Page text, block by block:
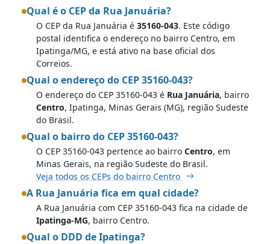
Qual é o CEP da Rua Januária?
O CEP da Rua Januária é 35160-043. Este código
postal identifica o endereço no bairro Centro, em
Ipatinga/MG, e está ativo na base oficial dos
Correios.
Qual o endereço do CEP 35160-043?
O endereço do CEP 35160-043 é Rua Januária, bairro
Centro, Ipatinga, Minas Gerais (MG), região Sudeste
do Brasil.
Qual o bairro do CEP 35160-043?
O CEP 35160-043 pertence ao bairro Centro, em
Minas Gerais, na região Sudeste do Brasil.
Veja todos os CEPs do bairro Centro
A Rua Januária fica em qual cidade?
A Rua Januária com CEP 35160-043 fica na cidade de
Ipatinga-MG, bairro Centro.
Qual o DDD de Ipatinga?